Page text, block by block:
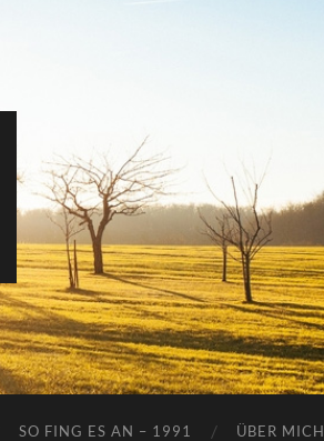
SO FING ES AN – 1991 ÜBER MICH